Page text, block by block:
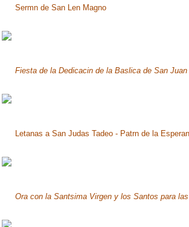
Sermn de San Len Magno
Fiesta de la Dedicacin de la Baslica de San Juan
Letanas a San Judas Tadeo - Patrn de la
Ora con la Santsima Virgen y los Santos para